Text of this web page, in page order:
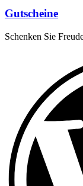
Gutscheine
Schenken Sie